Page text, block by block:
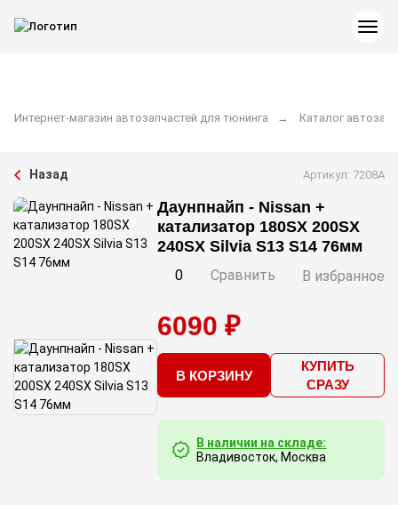
Интернет-магазин автозапчастей для тюнинга Каталог
Назад Артикул: 7208A
Даунпнайп - Nissan +
катализатор 180SX 200SX
240SX Silvia S13 S14 76мм
0 Сравнить В избранное
6090 ₽
В КОРЗИНУ
КУПИТЬ
СРАЗУ
В наличии на складе:
Владивосток, Москва